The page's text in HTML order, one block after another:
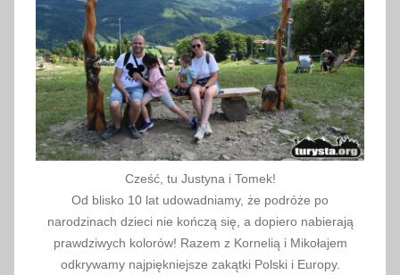
Cześć, tu Justyna i Tomek!
Od blisko 10 lat udowadniamy, że podróże po
narodzinach dzieci nie kończą się, a dopiero nabierają
prawdziwych kolorów! Razem z Kornelią i Mikołajem
odkrywamy najpiękniejsze zakątki Polski i Europy.